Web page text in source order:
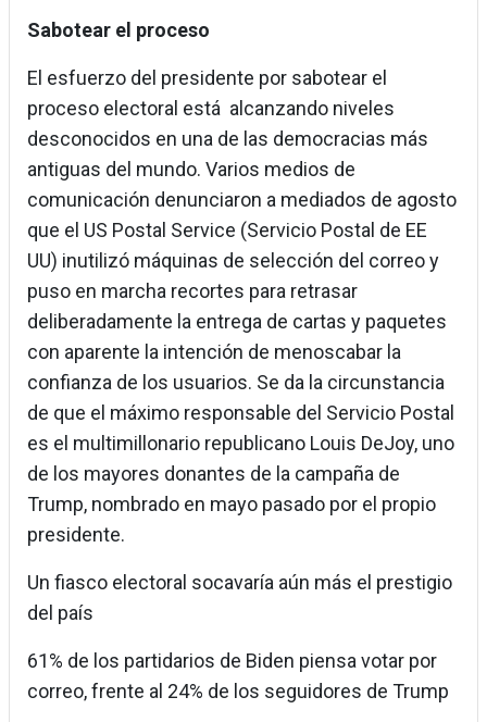
Sabotear el proceso
El esfuerzo del presidente por sabotear el
proceso electoral está alcanzando niveles
desconocidos en una de las democracias más
antiguas del mundo. Varios medios de
comunicación denunciaron a mediados de agosto
que el US Postal Service (Servicio Postal de EE
UU) inutilizó máquinas de selección del correo y
puso en marcha recortes para retrasar
deliberadamente la entrega de cartas y paquetes
con aparente la intención de menoscabar la
confianza de los usuarios. Se da la circunstancia
de que el máximo responsable del Servicio Postal
es el multimillonario republicano Louis DeJoy, uno
de los mayores donantes de la campaña de
Trump, nombrado en mayo pasado por el propio
presidente.
Un fiasco electoral socavaría aún más el prestigio
del país
61% de los partidarios de Biden piensa votar por
correo, frente al 24% de los seguidores de Trump